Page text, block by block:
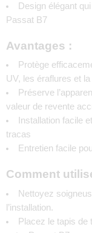
Design élégant
Passat B7
Avantages :
Protège
UV, les éraflures et
Préserve
valeur de revente
Installation facile
tracas
Entretien facile
Comment
Nettoyez
l’installation.
Placez le tapis de